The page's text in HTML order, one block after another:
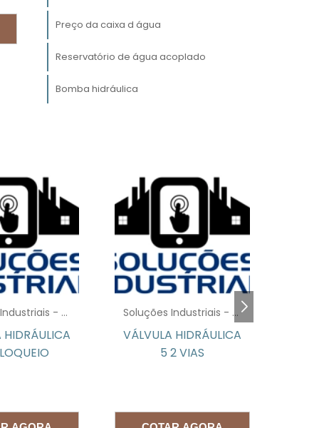
Preço da caixa d água
Reservatório de água acoplado
Bomba hidráulica
Soluções Industriais - AC
HIDRÁULICA
Soluções Industriais - AC
VÁLVULA HIDRÁULICA
5 2 VIAS